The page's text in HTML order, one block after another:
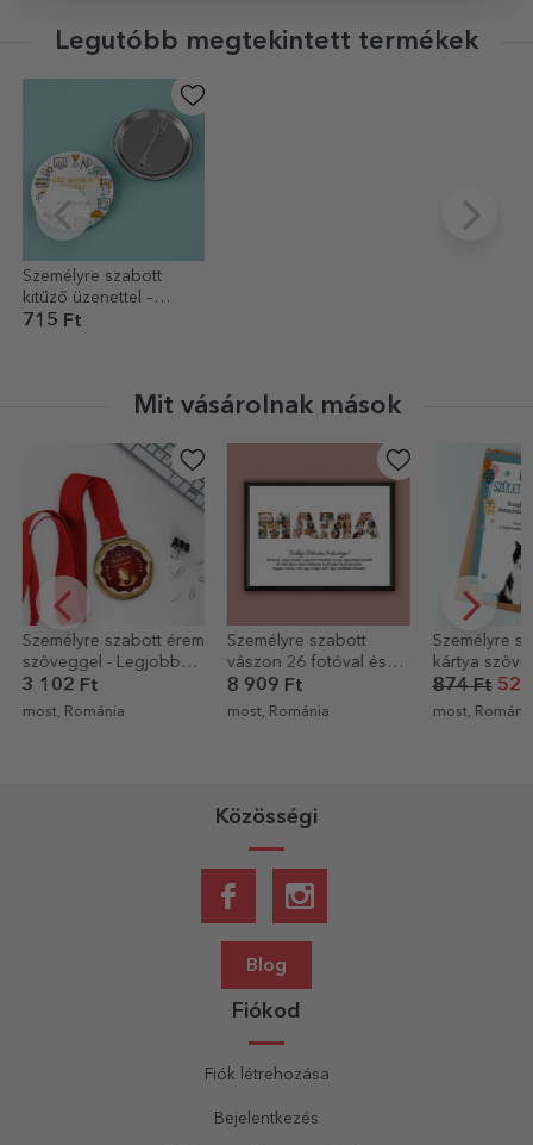
Legutóbb megtekintett termékek
Személyre szabott
kitűző üzenettel –
Mérnök
715 Ft
Mit vásárolnak mások
Személyre szabott érem
szöveggel - Legjobb
anya
3 102 Ft
most, Románia
Személyre szabott
vászon 26 fotóval és
szöveggel - MUM
8 909 Ft
most, Románia
Személyre
kártya
kedvenced
Boldog
874 Ft524
most,
Közösségi
Blog
Fiókod
Fiók létrehozása
Bejelentkezés